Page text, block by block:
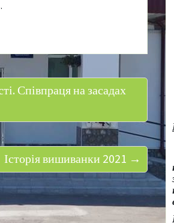
Співпраця на засадах
Історія вишиванки 2021 →